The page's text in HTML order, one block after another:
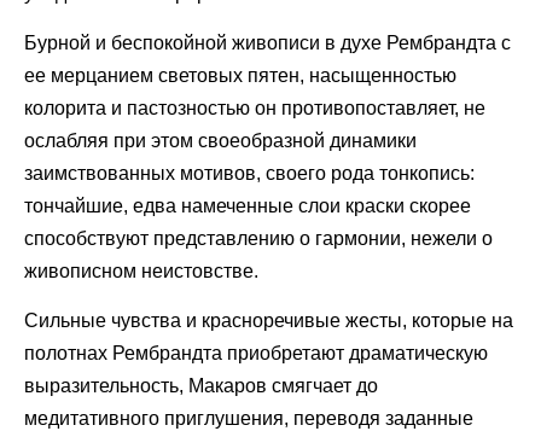
Бурной и беспокойной живописи в духе Рембрандта с
ее мерцанием световых пятен, насыщенностью
колорита и пастозностью он противопоставляет, не
ослабляя при этом своеобразной динамики
заимствованных мотивов, своего рода тонкопись:
тончайшие, едва намеченные слои краски скорее
способствуют представлению о гармонии, нежели о
живописном неистовстве.
Сильные чувства и красноречивые жесты, которые на
полотнах Рембрандта приобретают драматическую
выразительность, Макаров смягчает до
медитативного приглушения, переводя заданные